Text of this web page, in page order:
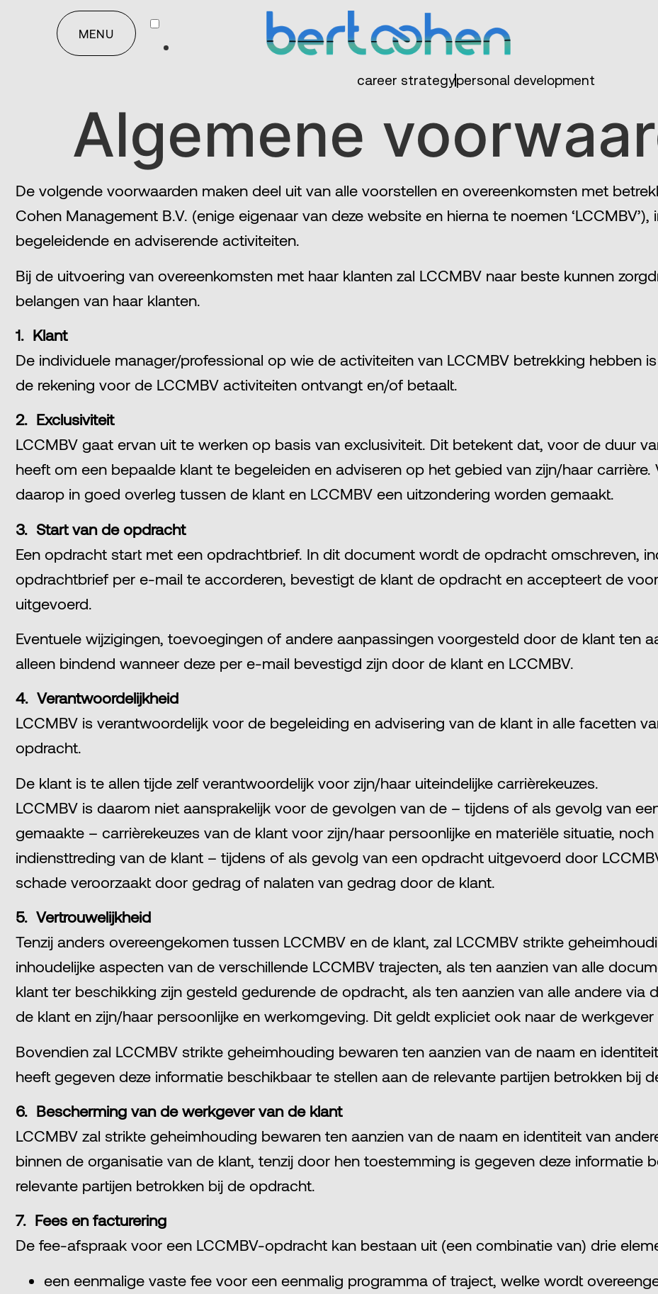
MENU
career strategypersonal development
Algemene
De volgende voorwaarden maken deel uit van alle voorstellen en overeenkomsten met
Cohen Management B.V. (enige eigenaar van deze website en hierna te noemen
begeleidende en adviserende activiteiten.
Bij de uitvoering van overeenkomsten met haar klanten zal LCCMBV naar beste kunnen
belangen van haar klanten.
1. Klant
De individuele manager/professional op wie de activiteiten van LCCMBV betrekking hebben
de rekening voor de LCCMBV activiteiten ontvangt en/of betaalt.
2. Exclusiviteit
LCCMBV gaat ervan uit te werken op basis van exclusiviteit. Dit betekent dat, voor de duur
heeft om een bepaalde klant te begeleiden en adviseren op het gebied van zijn/haar
daarop in goed overleg tussen de klant en LCCMBV een uitzondering worden gemaakt.
3. Start van de opdracht
Een opdracht start met een opdrachtbrief. In dit document wordt de opdracht omschreven,
opdrachtbrief per e-mail te accorderen, bevestigt de klant de opdracht en accepteert de
uitgevoerd.
Eventuele wijzigingen, toevoegingen of andere aanpassingen voorgesteld door de klant ten
alleen bindend wanneer deze per e-mail bevestigd zijn door de klant en LCCMBV.
4. Verantwoordelijkheid
LCCMBV is verantwoordelijk voor de begeleiding en advisering van de klant in alle facetten
opdracht.
De klant is te allen tijde zelf verantwoordelijk voor zijn/haar uiteindelijke carrièrekeuzes.
LCCMBV is daarom niet aansprakelijk voor de gevolgen van de – tijdens of als gevolg van
gemaakte – carrièrekeuzes van de klant voor zijn/haar persoonlijke en materiële situatie,
indiensttreding van de klant – tijdens of als gevolg van een opdracht uitgevoerd door
schade veroorzaakt door gedrag of nalaten van gedrag door de klant.
5. Vertrouwelijkheid
Tenzij anders overeengekomen tussen LCCMBV en de klant, zal LCCMBV strikte
inhoudelijke aspecten van de verschillende LCCMBV trajecten, als ten aanzien van alle
klant ter beschikking zijn gesteld gedurende de opdracht, als ten aanzien van alle andere via
de klant en zijn/haar persoonlijke en werkomgeving. Dit geldt expliciet ook naar de
Bovendien zal LCCMBV strikte geheimhouding bewaren ten aanzien van de naam en
heeft gegeven deze informatie beschikbaar te stellen aan de relevante partijen betrokken bij
6. Bescherming van de werkgever van de klant
LCCMBV zal strikte geheimhouding bewaren ten aanzien van de naam en identiteit van
binnen de organisatie van de klant, tenzij door hen toestemming is gegeven deze informatie
relevante partijen betrokken bij de opdracht.
7. Fees en facturering
De fee-afspraak voor een LCCMBV-opdracht kan bestaan uit (een combinatie van) drie
een eenmalige vaste fee voor een eenmalig programma of traject, welke wordt